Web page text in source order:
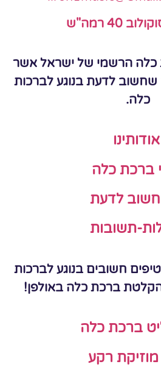
40 רמה"ש
כלה הרשמי של ישראל אשר
שחשוב לדעת בנוגע לברכות
כלה.
אודותינו
ברכת כלה
לדעת
תשובות
חשובים בנוגע לברכות
ברכת כלה באולפן!
ברכת כלה
מוזיקת רקע